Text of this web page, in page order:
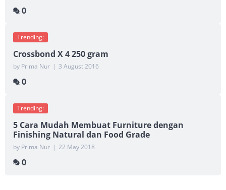
0
Trending:
Crossbond X 4 250 gram
by Prima Nur | 3 August 2016
0
Trending:
5 Cara Mudah Membuat Furniture dengan
Finishing Natural dan Food Grade
by Prima Nur | 22 May 2018
0